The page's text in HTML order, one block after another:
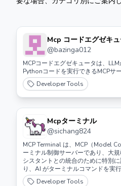
Mcp コードエグゼキュ
@bazinga012
MCPコードエグゼキュータは、
Pythonコードを実行できるMCPサー
Developer Tools
Mcpターミナル
@sichang824
MCP Terminal は、MCP（Model
ーミナル制御サーバーであり、大
シスタントとの統合のために特別
り、AI がターミナルコマンドを実
準化されたインターフェースを提供
Developer Tools